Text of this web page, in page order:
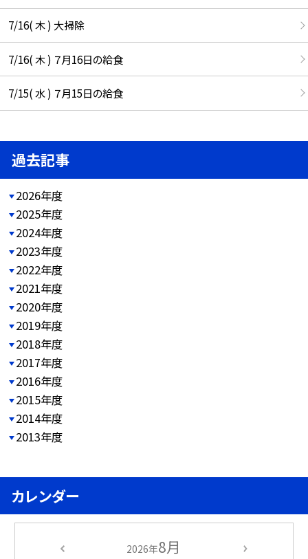
7/16( 木 ) 大掃除
7/16( 木 ) ７月16日の給食
7/15( 水 ) ７月15日の給食
過去記事
2026年度
2025年度
2024年度
2023年度
2022年度
2021年度
2020年度
2019年度
2018年度
2017年度
2016年度
2015年度
2014年度
2013年度
カレンダー
2026年8月